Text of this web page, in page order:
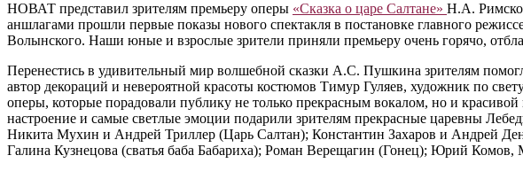
НОВАТ представил зрителям премьеру оперы «Сказка о царе Салтане» Н.А.
аншлагами прошли первые показы нового спектакля в постановке главного
Волынского. Наши юные и взрослые зрители приняли премьеру очень горячо,
Перенестись в удивительный мир волшебной сказки А.С. Пушкина зрителям
автор декораций и невероятной красоты костюмов Тимур Гуляев, художник по
оперы, которые порадовали публику не только прекрасным вокалом, но и
настроение и самые светлые эмоции подарили зрителям прекрасные царевны
Никита Мухин и Андрей Триллер (Царь Салтан); Константин Захаров и Андрей
Галина Кузнецова (сватья баба Бабариха); Роман Верещагин (Гонец); Юрий